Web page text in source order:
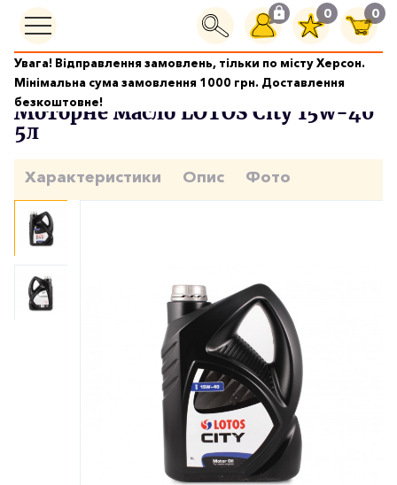
0 0
Увага! Відправлення замовлень, тільки по місту Херсон.
Мінімальна сума замовлення 1000 грн. Доставлення
безкоштовне!
Моторні масла Моторне масло LOTOS City 15w-40 5л
Моторне масло LOTOS City 15w-40
5л
Характеристики Опис Фото